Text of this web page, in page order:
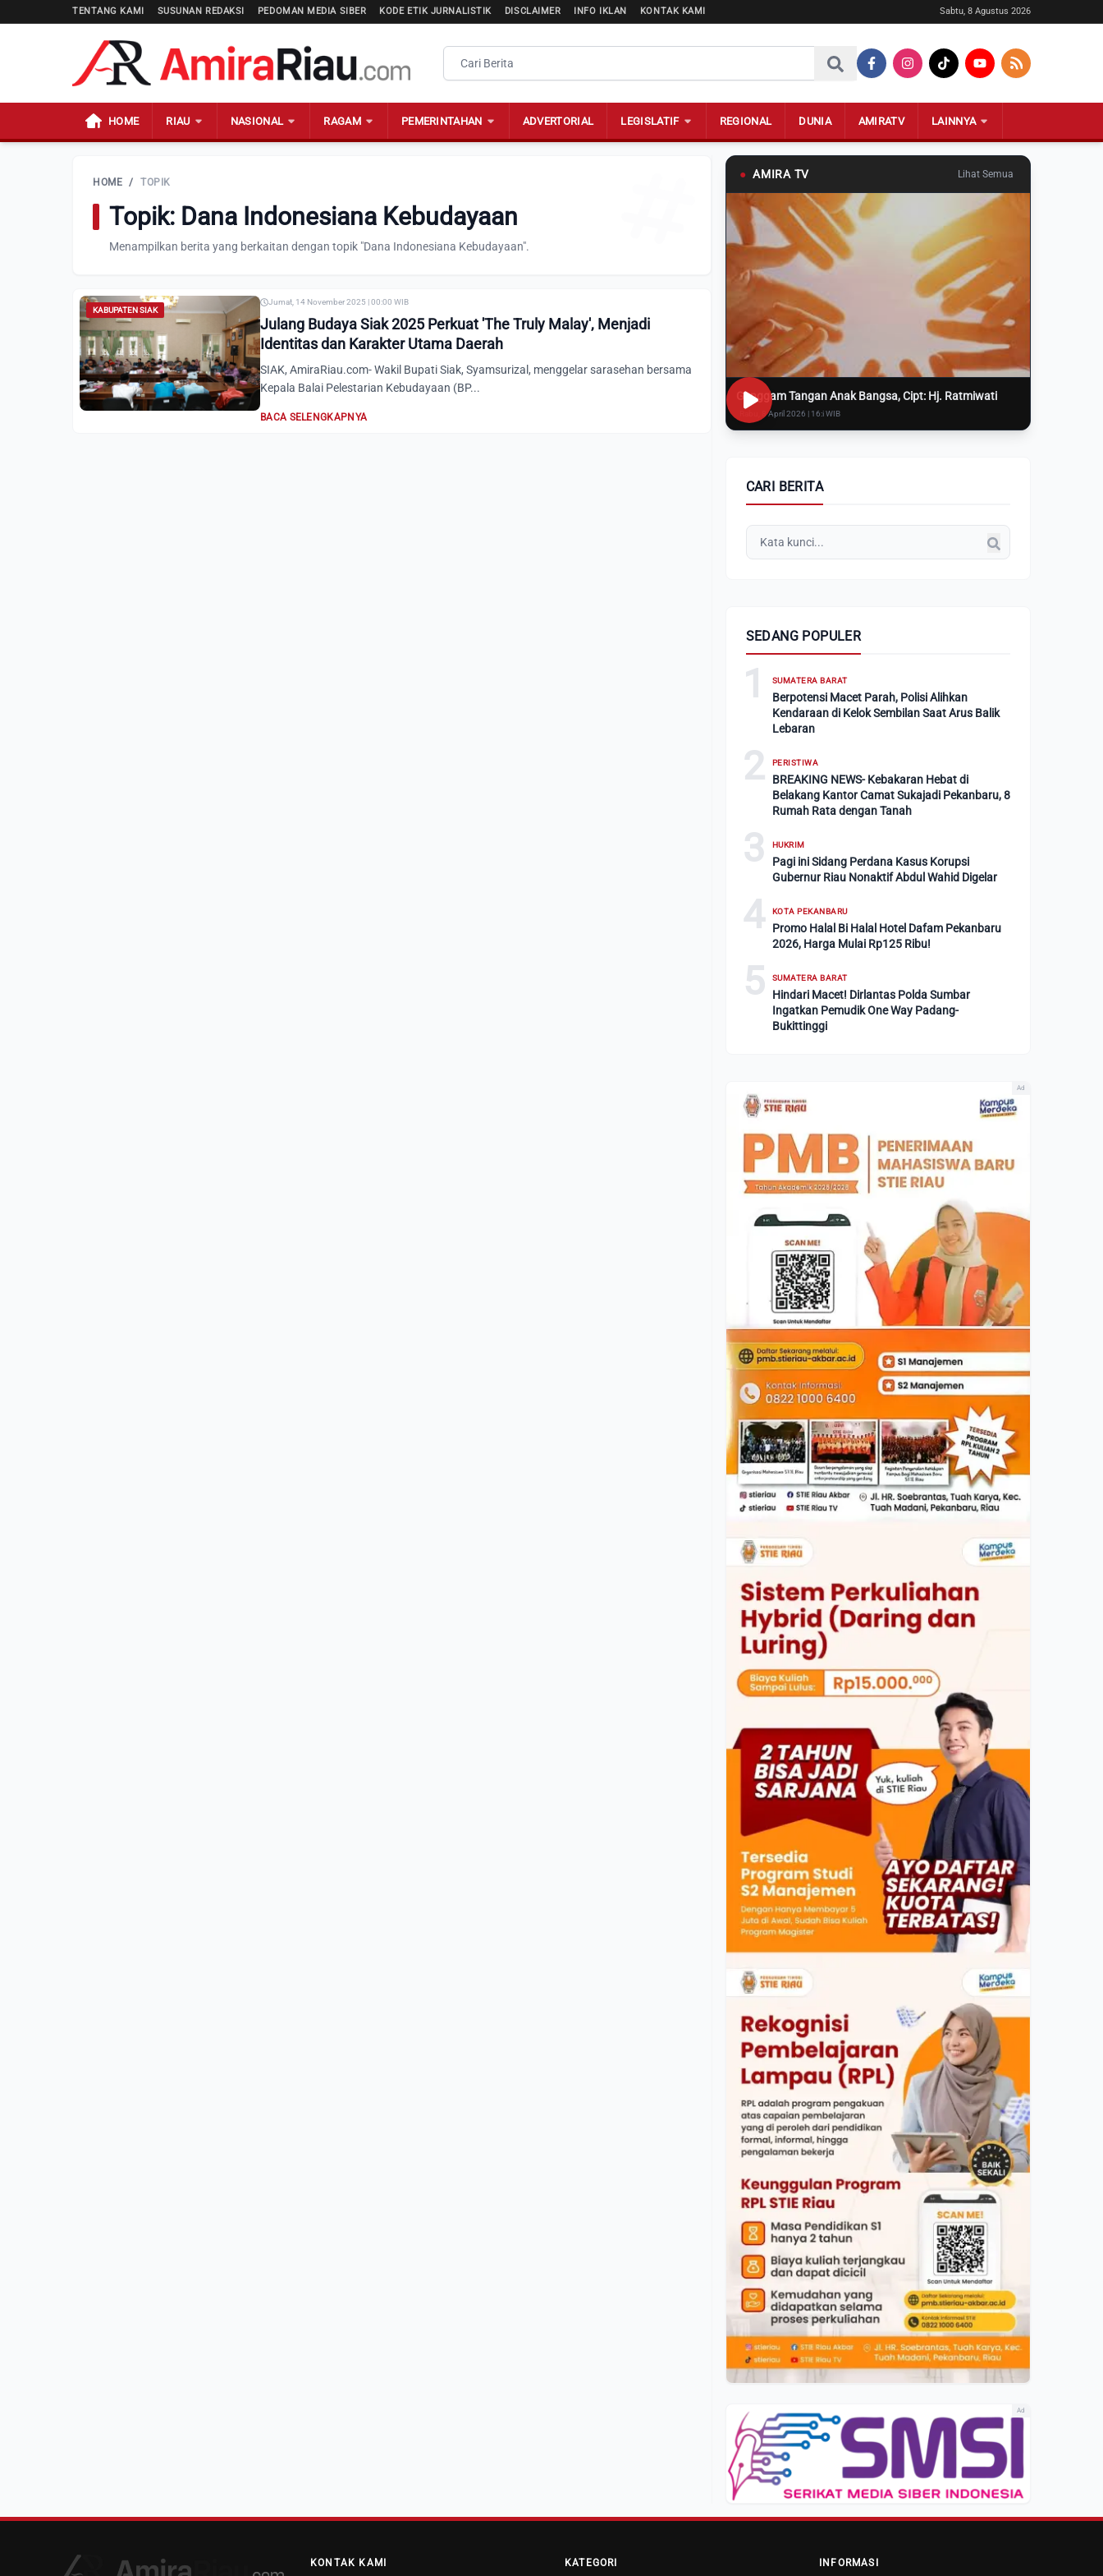
TENTANG KAMI SUSUNAN REDAKSI PEDOMAN MEDIA SIBER KODE ETIK JURNALISTIK DISCLAIMER INFO IKLAN KONTAK KAMI Sabtu, 8 Agustus 2026
HOME RIAU NASIONAL RAGAM PEMERINTAHAN ADVERTORIAL LEGISLATIF REGIONAL DUNIA AMIRATV LAINNYA
HOME / TOPIK
Topik: Dana Indonesiana Kebudayaan
Menampilkan berita yang berkaitan dengan topik "Dana Indonesiana Kebudayaan".
KABUPATEN SIAK
Jumat, 14 November 2025 | 00:00 WIB
Julang Budaya Siak 2025 Perkuat 'The Truly Malay', Menjadi
Identitas dan Karakter Utama Daerah
SIAK, AmiraRiau.com- Wakil Bupati Siak, Syamsurizal, menggelar sarasehan bersama
Kepala Balai Pelestarian Kebudayaan (BP...
BACA SELENGKAPNYA
● AMIRA TV Lihat Semua
Genggam Tangan Anak Bangsa, Cipt: Hj. Ratmiwati
Rabu, 8 April 2026 | 16:i WIB
CARI BERITA
SEDANG POPULER
1 SUMATERA BARAT
Berpotensi Macet Parah, Polisi Alihkan
Kendaraan di Kelok Sembilan Saat Arus Balik
Lebaran
2 PERISTIWA
BREAKING NEWS- Kebakaran Hebat di
Belakang Kantor Camat Sukajadi Pekanbaru, 8
Rumah Rata dengan Tanah
3 HUKRIM
Pagi ini Sidang Perdana Kasus Korupsi
Gubernur Riau Nonaktif Abdul Wahid Digelar
4 KOTA PEKANBARU
Promo Halal Bi Halal Hotel Dafam Pekanbaru
2026, Harga Mulai Rp125 Ribu!
5 SUMATERA BARAT
Hindari Macet! Dirlantas Polda Sumbar
Ingatkan Pemudik One Way Padang-
Bukittinggi
Ad
Ad
KONTAK KAMI KATEGORI INFORMASI